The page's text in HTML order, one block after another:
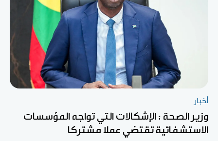
أخبار
وزير الصحة : الإشكالات التي تواجه المؤسسات
الاستشفائية تقتضي عملا مشتركا